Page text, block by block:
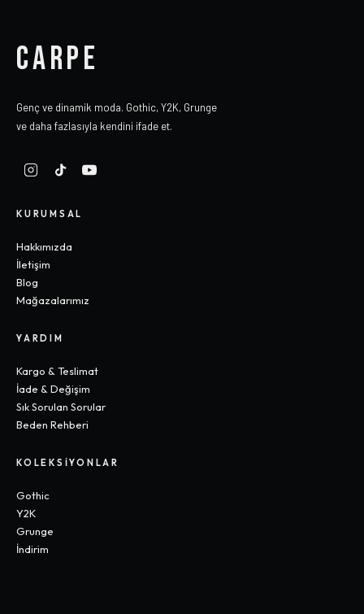
CARPE
Genç ve dinamik moda. Gothic, Y2K, Grunge
ve daha fazlasıyla kendini ifade et.
KURUMSAL
Hakkımızda
İletişim
Blog
Mağazalarımız
YARDIM
Kargo & Teslimat
İade & Değişim
Sık Sorulan Sorular
Beden Rehberi
KOLEKSIYONLAR
Gothic
Y2K
Grunge
İndirim